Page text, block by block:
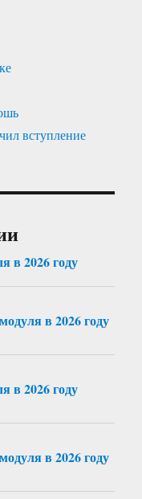
вступление
в 2026 году
в 2026 году
в 2026 году
в 2026 году